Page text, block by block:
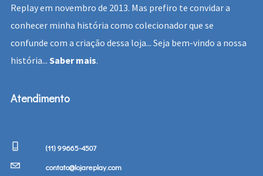
Replay em novembro de 2013. Mas prefiro te convidar a
conhecer minha história como colecionador que se
confunde com a criação dessa loja... Seja bem-vindo a nossa
história... Saber mais.
Atendimento
(11) 99665-4507
contato@lojareplay.com